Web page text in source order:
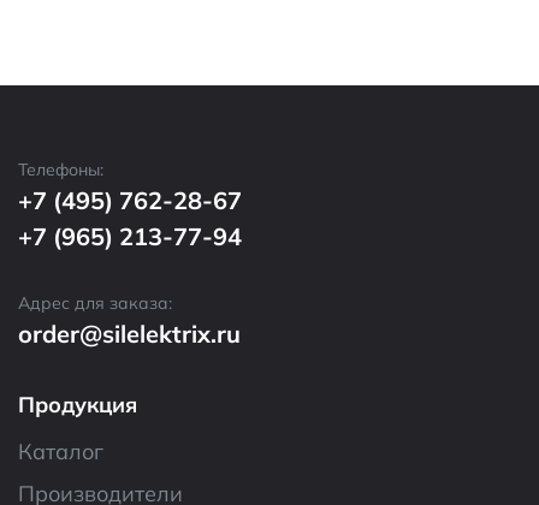
Телефоны:
+7 (495) 762-28-67
+7 (965) 213-77-94
Адрес для заказа:
order@silelektrix.ru
Продукция
Каталог
Производители